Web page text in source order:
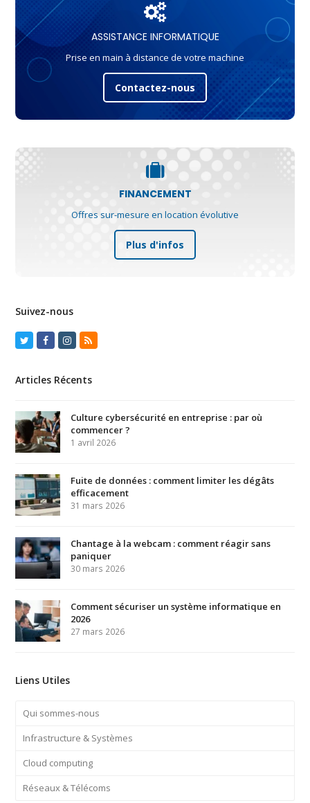
ASSISTANCE INFORMATIQUE
Prise en main à distance de votre machine
Contactez-nous
FINANCEMENT
Offres sur-mesure en location évolutive
Plus d'infos
Suivez-nous
TwitterFacebook
Instagram
RSS
Articles Récents
Culture cybersécurité en entreprise : par où
commencer ?
1 avril 2026
Fuite de données : comment limiter les dégâts
efficacement
31 mars 2026
Chantage à la webcam : comment réagir sans
paniquer
30 mars 2026
Comment sécuriser un système informatique en
2026
27 mars 2026
Liens Utiles
Qui sommes-nous
Infrastructure & Systèmes
Cloud computing
Réseaux & Télécoms